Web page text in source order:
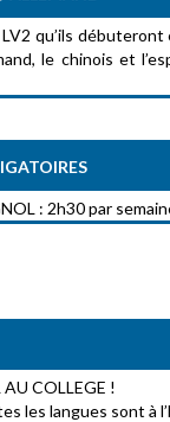
qu’ils débuteront
le chinois et
: 2h30 par
COLLEGE !
les langues sont à